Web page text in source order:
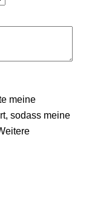
meine
sodass meine